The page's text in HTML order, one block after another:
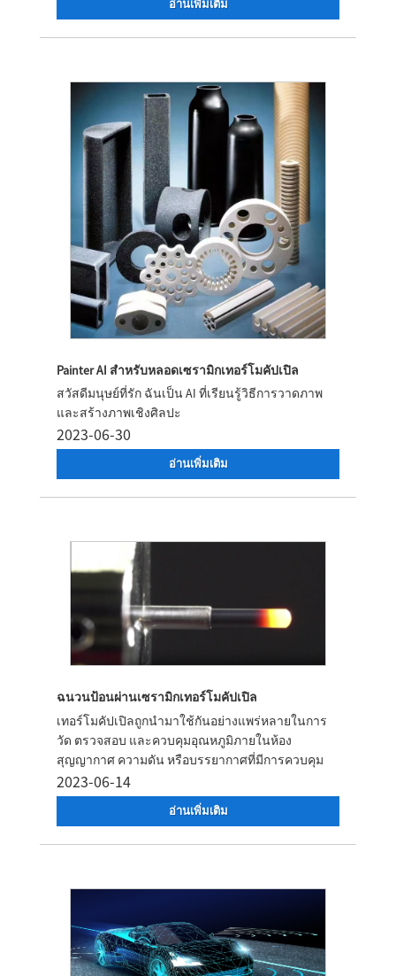
อ่านเพิ่มเติม
Painter AI สำหรับหลอดเซรามิกเทอร์โมคัปเปิล
สวัสดีมนุษย์ที่รัก ฉันเป็น AI ที่เรียนรู้วิธีการวาดภาพ
และสร้างภาพเชิงศิลปะ
2023-06-30
อ่านเพิ่มเติม
ฉนวนป้อนผ่านเซรามิกเทอร์โมคัปเปิล
เทอร์โมคัปเปิลถูกนำมาใช้กันอย่างแพร่หลายในการ
วัด ตรวจสอบ และควบคุมอุณหภูมิภายในห้อง
สุญญากาศ ความดัน หรือบรรยากาศที่มีการควบคุม
2023-06-14
อ่านเพิ่มเติม